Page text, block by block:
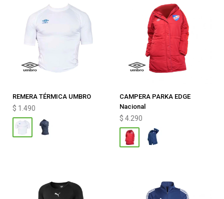
REMERA TÉRMICA UMBRO
$ 1.490
CAMPERA PARKA EDGE
Nacional
$ 4.290